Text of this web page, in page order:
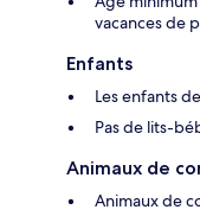
vacances de
Enfants
Les enfants
Pas de lits-
Animaux de
Animaux de